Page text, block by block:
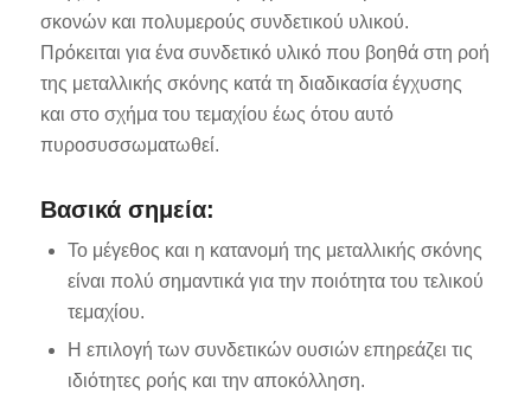
σκονών και πολυμερούς συνδετικού υλικού.
Πρόκειται για ένα συνδετικό υλικό που βοηθά στη ροή
της μεταλλικής σκόνης κατά τη διαδικασία έγχυσης
και στο σχήμα του τεμαχίου έως ότου αυτό
πυροσυσσωματωθεί.
Βασικά σημεία:
Το μέγεθος και η κατανομή της μεταλλικής σκόνης
είναι πολύ σημαντικά για την ποιότητα του τελικού
τεμαχίου.
Η επιλογή των συνδετικών ουσιών επηρεάζει τις
ιδιότητες ροής και την αποκόλληση.